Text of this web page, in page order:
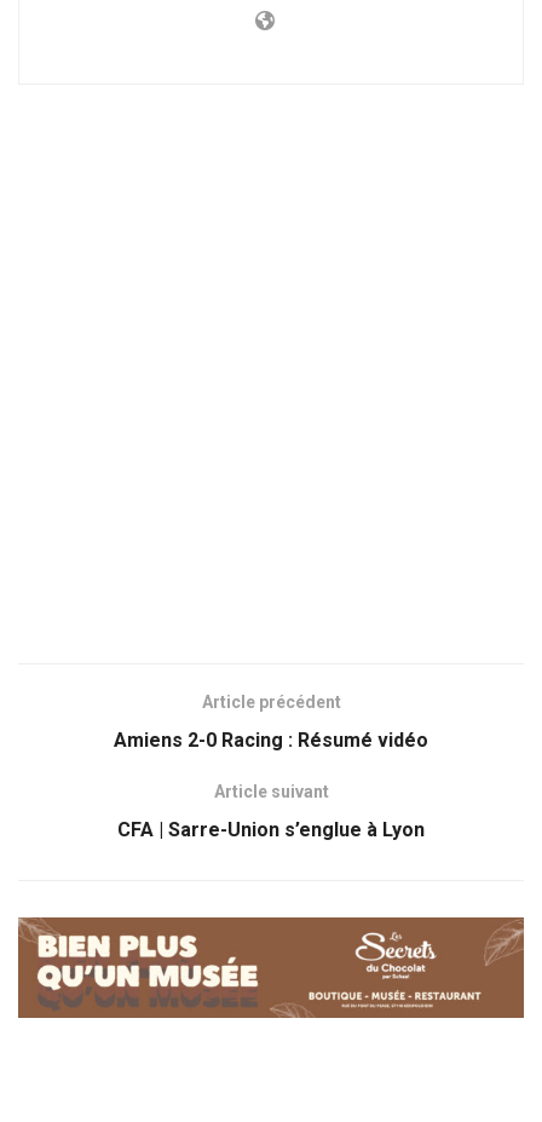
Article précédent
Amiens 2-0 Racing : Résumé vidéo
Article suivant
CFA | Sarre-Union s’englue à Lyon